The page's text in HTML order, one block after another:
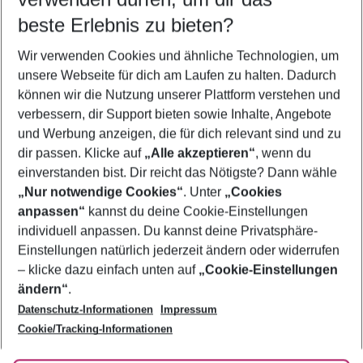
5-8 Nächte
2 Erwachsene Keine Kinder
Mehr Filter anzeigen
Footer
Footer navigation
Über uns
AGB
Bestpreisgarantie
Cookie-Einstellungen ändern
Cookie-Richtlinie
Agenturbetreuung
Barrierefreies Reisen
Folge uns
beste Erlebnis zu bieten?
Wir verwenden Cookies und ähnliche Technologien, um
unsere Webseite für dich am Laufen zu halten. Dadurch
können wir die Nutzung unserer Plattform verstehen und
verbessern, dir Support bieten sowie Inhalte, Angebote
und Werbung anzeigen, die für dich relevant sind und zu
dir passen. Klicke auf „Alle akzeptieren“, wenn du
einverstanden bist. Dir reicht das Nötigste? Dann wähle
„Nur notwendige Cookies“. Unter „Cookies
anpassen“ kannst du deine Cookie-Einstellungen
individuell anpassen. Du kannst deine Privatsphäre-
Einstellungen natürlich jederzeit ändern oder widerrufen
– klicke dazu einfach unten auf „Cookie-Einstellungen
ändern“.
Datenschutz-Informationen
Impressum
Cookie/Tracking-Informationen